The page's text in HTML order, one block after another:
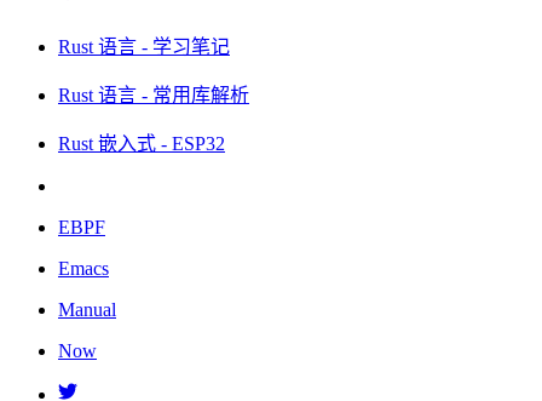
Rust 语言 - 学习笔记
Rust 语言 - 常用库解析
Rust 嵌入式 - ESP32
EBPF
Emacs
Manual
Now